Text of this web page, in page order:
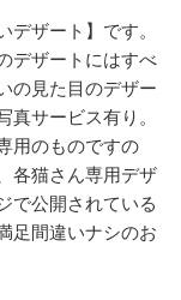
ザート】です。
デザートにはすべ
の見た目のデザー
真サービス有り。
用のものですの
各猫さん専用デザ
で公開されている
足間違いナシのお